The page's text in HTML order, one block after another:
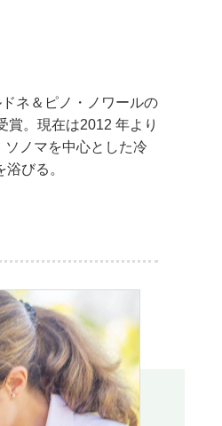
ネ＆ピノ・ノワールの
。現在は2012 年より
ソノマを中心とした冷
びる。